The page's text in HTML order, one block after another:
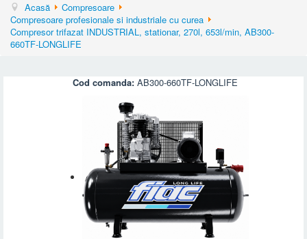
COMPRESOARE
ACCESORII
Acasă
Compresoare
Compresoare profesionale si industriale cu curea
Compresor trifazat INDUSTRIAL, stationar, 270l, 653l/min, AB300-
660TF-LONGLIFE
Cod comanda: AB300-660TF-LONGLIFE